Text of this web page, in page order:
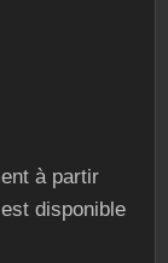
à partir
disponible